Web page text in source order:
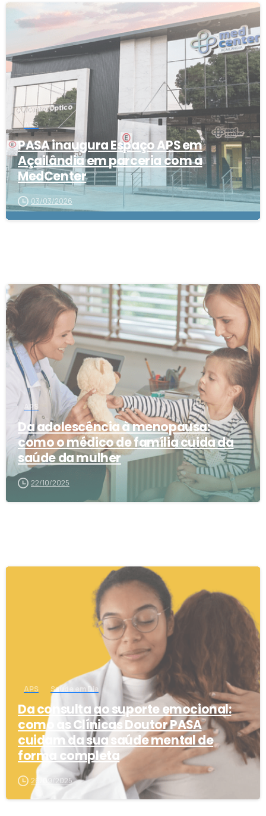
APS
PASA inaugura Espaço APS em
Açailândia em parceria com a
MedCenter
03/03/2026
0
APS
Da adolescência à menopausa:
como o médico de família cuida da
saúde da mulher
22/10/2025
APS Saúde em Dia
Da consulta ao suporte emocional:
como as Clínicas Doutor PASA
cuidam da sua saúde mental de
forma completa
26/09/2025